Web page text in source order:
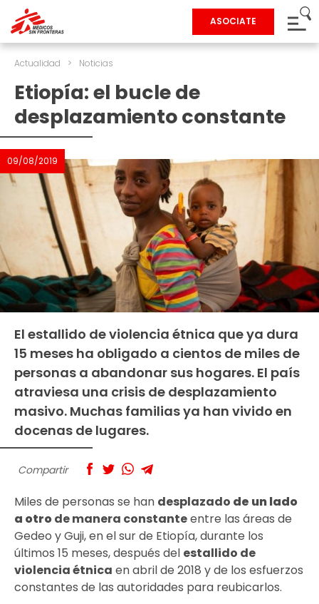
ASOCIATE
Actualidad > Noticias
Etiopía: el bucle de
desplazamiento constante
09/08/2019
El estallido de violencia étnica que ya dura
15 meses ha obligado a cientos de miles de
personas a abandonar sus hogares. El país
atraviesa una crisis de desplazamiento
masivo. Muchas familias ya han vivido en
docenas de lugares.
Compartir
Miles de personas se han desplazado de un lado
a otrode manera constanteentre las áreas de
Gedeo y Guji, en el sur de Etiopía, durante los
últimos 15 meses, después del estallido de
violencia étnica en abril de 2018 y de los esfuerzos
constantes de las autoridades para reubicarlos.